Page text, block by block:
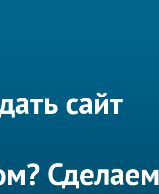
сайт
Сделаем